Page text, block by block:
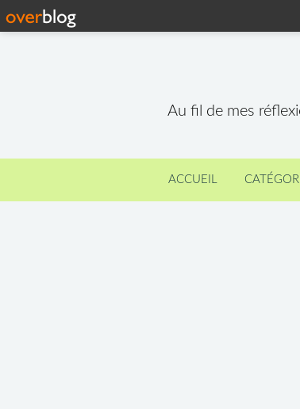
Au fil de mes
ACCUEIL